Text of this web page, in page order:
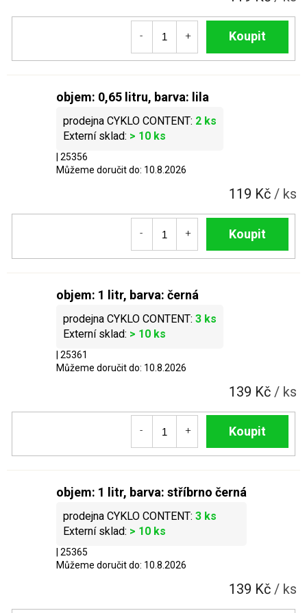
Do košíku
objem: 0,65 litru, barva: lila
> 10 ks
2 ks
| 25356
Můžeme doručit do: 10.8.2026
119 Kč / ks
Do košíku
objem: 1 litr, barva: černá
> 10 ks
3 ks
| 25361
Můžeme doručit do: 10.8.2026
139 Kč / ks
Do košíku
objem: 1 litr, barva: stříbrno černá
> 10 ks
3 ks
| 25365
Můžeme doručit do: 10.8.2026
139 Kč / ks